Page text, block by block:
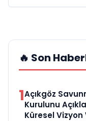
🔥 Son
1Açıkgöz
Kurulunu
Küresel Vizyon